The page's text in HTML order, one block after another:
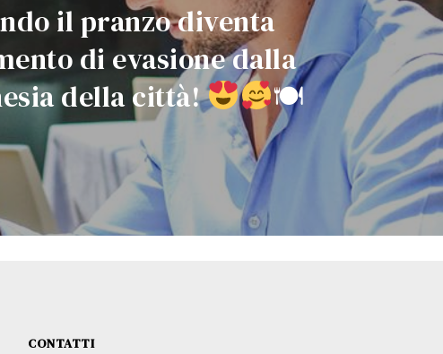
il pranzo diventa
di evasione dalla
della città!
🍽
CONTATTI